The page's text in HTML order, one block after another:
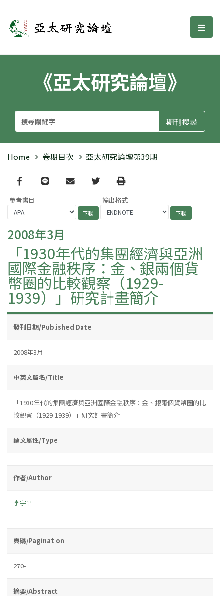
亞太研究論壇 選
《亞太研究論壇》
Home 卷期目次 亞太研究論壇第39期
Facebook
line email TwitterPrint
參考書目 輸出格式
2008年3月
「1930年代的集團經濟與亞洲
國際金融秩序：金、銀兩個貨
幣圈的比較觀察（1929-
1939）」研究計畫簡介
發刊日期/Published Date
2008年3月
中英文篇名/Title
「1930年代的集團經濟與亞洲國際金融秩序：金、銀兩個貨幣圈的比
較觀察（1929-1939）」研究計畫簡介
論文屬性/Type
作者/Author
李宇平
頁碼/Pagination
270-
摘要/Abstract